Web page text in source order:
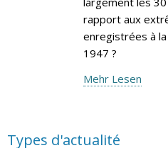
rapport aux
enregistrées à
1947 ?
Mehr Lesen
Types d'actualité